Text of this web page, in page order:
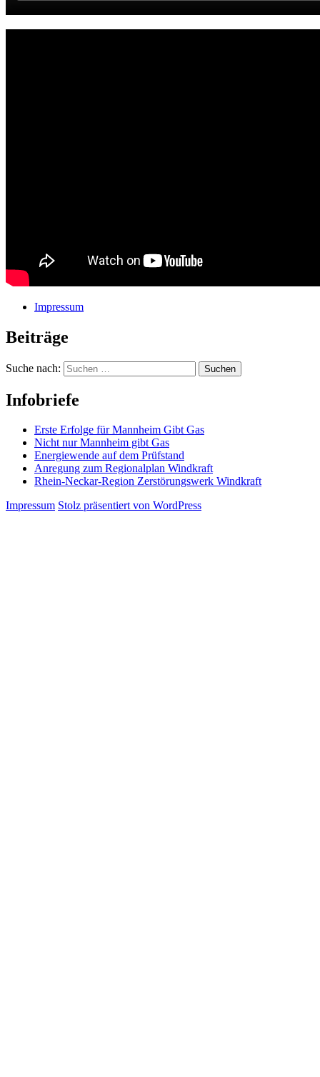
Impressum
Beiträge
Suche nach:
Infobriefe
Erste Erfolge für Mannheim Gibt Gas
Nicht nur Mannheim gibt Gas
Energiewende auf dem Prüfstand
Anregung zum Regionalplan Windkraft
Rhein-Neckar-Region Zerstörungswerk Windkraft
Impressum Stolz präsentiert von WordPress